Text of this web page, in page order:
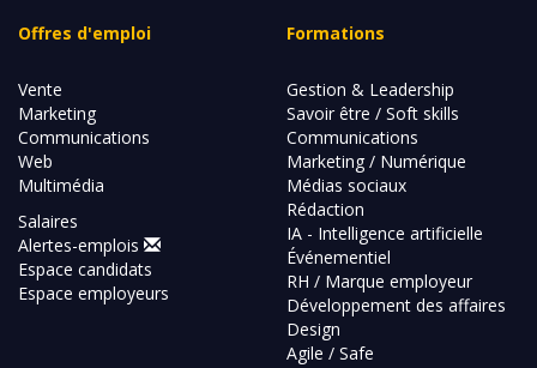
Offres d'emploi
Vente
Marketing
Communications
Web
Multimédia
Salaires
Alertes-emplois
Espace candidats
Espace employeurs
Formations
Gestion & Leadership
Savoir être / Soft skills
Communications
Marketing / Numérique
Médias sociaux
Rédaction
IA - Intelligence artificielle
Événementiel
RH / Marque employeur
Développement des affaires
Design
Agile / Safe